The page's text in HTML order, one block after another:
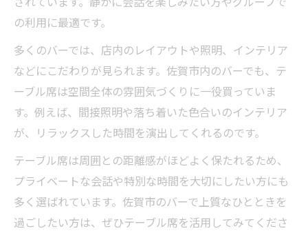
の利用に最適です。
多くのバーでは、店内のレイアウトや照明、インテリア
などにこだわりが見られます。佐賀市内のバーでも、テ
ーブル席は空間全体の雰囲気づくりに一役買っていま
す。例えば、間接照明や落ち着いた色合いのインテリア
が、リラックスした時間を演出してくれるのです。
テーブル席は周囲との距離感がほどよく保たれるため、
プライベートな会話や特別な時間を大切にしたい方にも
多く選ばれています。佐賀市のバーで上質なひとときを
過ごしたい方は、ぜひテーブル席を活用してみてくださ